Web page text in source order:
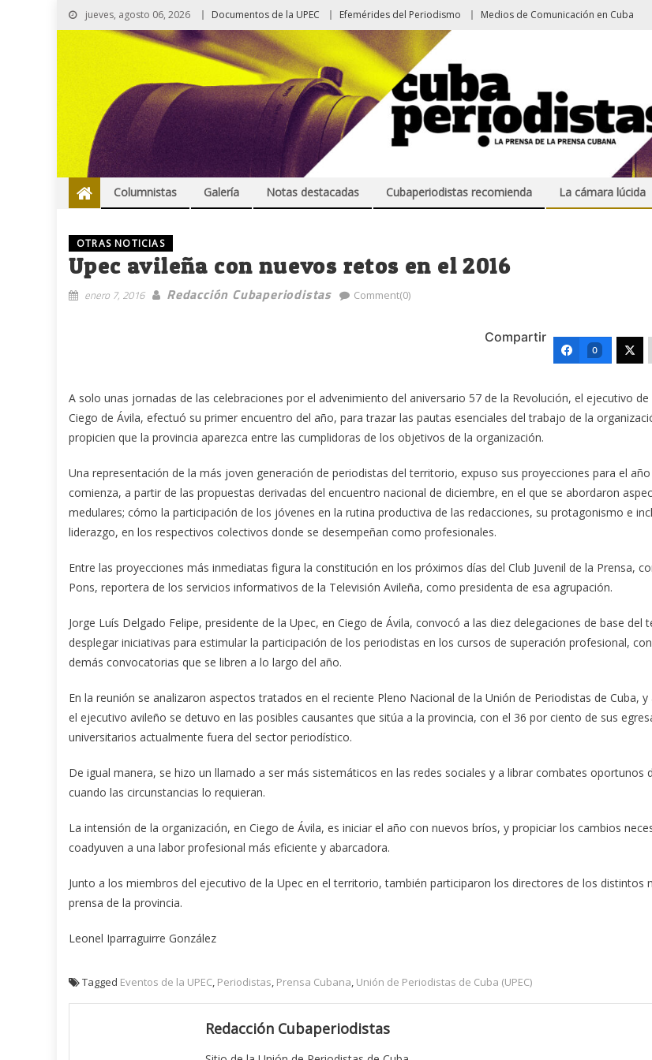
jueves, agosto 06, 2026 Documentos de la UPEC Efemérides del Periodismo Medios de Comunicación en Cuba
Columnistas Galería Notas destacadas Cubaperiodistas recomienda La cámara lúcida
OTRAS NOTICIAS
Upec avileña con nuevos retos en el 2016
enero 7, 2016 Redacción Cubaperiodistas Comment(0)
Compartir
0
A solo unas jornadas de las celebraciones por el advenimiento del aniversario 57 de la Revolución, el ejecutivo de
Ciego de Ávila, efectuó su primer encuentro del año, para trazar las pautas esenciales del trabajo de la
propicien que la provincia aparezca entre las cumplidoras de los objetivos de la organización.
Una representación de la más joven generación de periodistas del territorio, expuso sus proyecciones para el
comienza, a partir de las propuestas derivadas del encuentro nacional de diciembre, en el que se abordaron
medulares; cómo la participación de los jóvenes en la rutina productiva de las redacciones, su protagonismo e
liderazgo, en los respectivos colectivos donde se desempeñan como profesionales.
Entre las proyecciones más inmediatas figura la constitución en los próximos días del Club Juvenil de la Prensa,
Pons, reportera de los servicios informativos de la Televisión Avileña, como presidenta de esa agrupación.
Jorge Luís Delgado Felipe, presidente de la Upec, en Ciego de Ávila, convocó a las diez delegaciones de base del
desplegar iniciativas para estimular la participación de los periodistas en los cursos de superación profesional,
demás convocatorias que se libren a lo largo del año.
En la reunión se analizaron aspectos tratados en el reciente Pleno Nacional de la Unión de Periodistas de Cuba, y
el ejecutivo avileño se detuvo en las posibles causantes que sitúa a la provincia, con el 36 por ciento de sus
universitarios actualmente fuera del sector periodístico.
De igual manera, se hizo un llamado a ser más sistemáticos en las redes sociales y a librar combates oportunos
cuando las circunstancias lo requieran.
La intensión de la organización, en Ciego de Ávila, es iniciar el año con nuevos bríos, y propiciar los cambios
coadyuven a una labor profesional más eficiente y abarcadora.
Junto a los miembros del ejecutivo de la Upec en el territorio, también participaron los directores de los distintos
prensa de la provincia.
Leonel Iparraguirre González
Tagged Eventos de la UPEC, Periodistas, Prensa Cubana, Unión de Periodistas de Cuba (UPEC)
Redacción Cubaperiodistas